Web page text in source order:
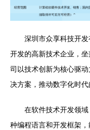
深圳市众享科技开
开发的高新技术企业，
司以技术创新为核心驱
决方案，推动数字化时代
在软件技术开发领
种编程语言和开发框架